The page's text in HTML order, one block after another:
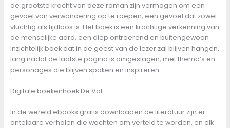
de grootste kracht van deze roman zijn vermogen om een
gevoel van verwondering op te roepen, een gevoel dat zowel
vluchtig als tijdloos is. Het boek is een krachtige verkenning van
de menselijke aard, een diep ontroerend en buitengewoon
inzichtelijk boek dat in de geest van de lezer zal blijven hangen,
lang nadat de laatste pagina is omgeslagen, met thema’s en
personages die blijven spoken en inspireren.
Digitale boekenhoek De Val
In de wereld ebooks gratis downloaden de literatuur zijn er
ontelbare verhalen die wachten om verteld te worden, en elk